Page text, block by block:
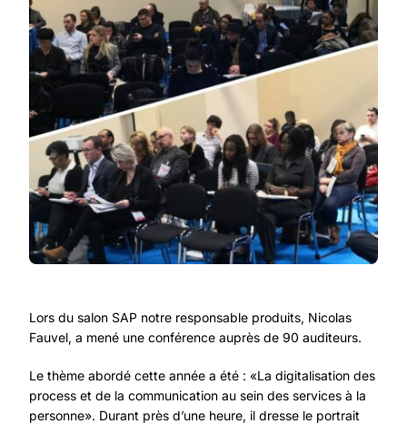
Lors du salon SAP notre responsable produits, Nicolas
Fauvel, a mené une conférence auprès de 90 auditeurs.
Le thème abordé cette année a été : «La digitalisation des
process et de la communication au sein des services à la
personne». Durant près d’une heure, il dresse le portrait